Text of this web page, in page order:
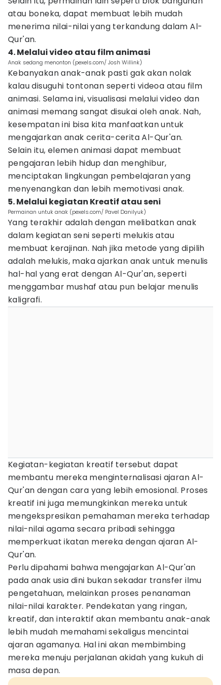
atau boneka, dapat membuat lebih mudah
menerima nilai-nilai yang terkandung dalam Al-
Qur'an.
4. Melalui video atau film animasi
Anak sedang menonton (pexels.com/ Josh Willink)
Kebanyakan anak-anak pasti gak akan nolak
kalau disuguhi tontonan seperti videoa atau film
animasi. Selama ini, visualisasi melalui video dan
animasi memang sangat disukai oleh anak. Nah,
kesempatan ini bisa kita manfaatkan untuk
mengajarkan anak cerita-cerita Al-Qur'an.
Selain itu, elemen animasi dapat membuat
pengajaran lebih hidup dan menghibur,
menciptakan lingkungan pembelajaran yang
menyenangkan dan lebih memotivasi anak.
5. Melalui kegiatan Kreatif atau seni
Permainan untuk anak (pexels.com/ Pavel Danilyuk)
Yang terakhir adalah dengan melibatkan anak
dalam kegiatan seni seperti melukis atau
membuat kerajinan. Nah jika metode yang dipilih
adalah melukis, maka ajarkan anak untuk menulis
hal-hal yang erat dengan Al-Qur'an, seperti
menggambar mushaf atau pun belajar menulis
kaligrafi.
Kegiatan-kegiatan kreatif tersebut dapat
membantu mereka menginternalisasi ajaran Al-
Qur'an dengan cara yang lebih emosional. Proses
kreatif ini juga memungkinkan mereka untuk
mengekspresikan pemahaman mereka terhadap
nilai-nilai agama secara pribadi sehingga
memperkuat ikatan mereka dengan ajaran Al-
Qur'an.
Perlu dipahami bahwa mengajarkan Al-Qur'an
pada anak usia dini bukan sekadar transfer ilmu
pengetahuan, melainkan proses penanaman
nilai-nilai karakter. Pendekatan yang ringan,
kreatif, dan interaktif akan membantu anak-anak
lebih mudah memahami sekaligus mencintai
ajaran agamanya. Hal ini akan membimbing
mereka menuju perjalanan akidah yang kukuh di
masa depan.